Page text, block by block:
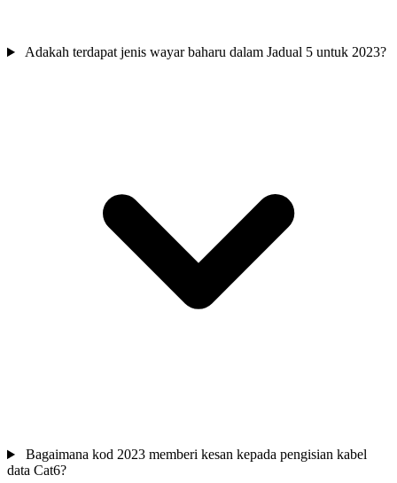
Adakah terdapat jenis wayar baharu dalam Jadual 5 untuk 2023?
Bagaimana kod 2023 memberi kesan kepada pengisian kabel
data Cat6?